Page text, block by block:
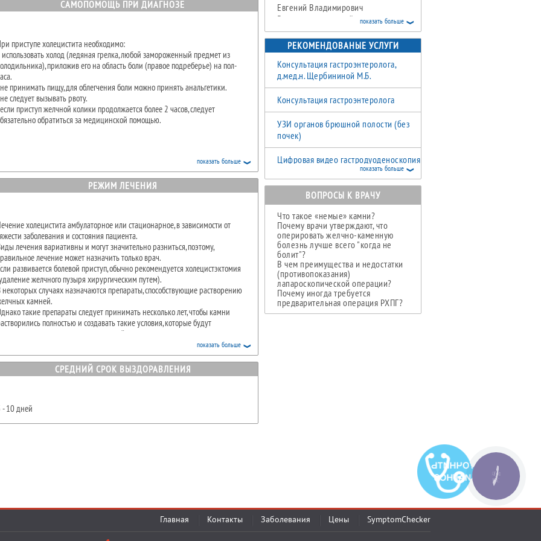
Евгений Владимирович
Врач хирург высшей категории
показать больше
РЕКОМЕНДОВАНЫЕ УСЛУГИ
Консультация гастроэнтеролога,
д.мед.н. Щербининой М.Б.
Консультация гастроэнтеролога
УЗИ органов брюшной полости (без
почек)
Цифровая видео гастродуоденоскопия
Консультация педиатра
показать больше
ВОПРОСЫ К ВРАЧУ
Что такое «немые» камни?
Почему врачи утверждают, что
оперировать желчно-каменную
болезнь лучше всего "когда не
болит"?
В чем преимущества и недостатки
(противопоказания)
лапароскопической операции?
Почему иногда требуется
предварительная операция РХПГ?
Желтушности склер
к заболеванию передается по наследству.
каменная болезнь часто протекает без симптомов.
один или более камней перекрывают пузырный проток или общий
проток - развивается приступ, известный под названием желчной
Если этот приступ затягивается, заболевание развивается в острый
который может стать причиной гнойника в желчном пузыре, его
механической желтухи.
каменная болезньи калькулезный холецистит являются первой
развитияпанкреатита- воспаления поджелудочной железы.
САМОПОМОЩЬ ПРИ ДИАГНОЗЕ
приступе холецистита необходимо:
холод (ледяная грелка, любой замороженный предмет из
приложив его на область боли (правое подреберье) на пол-
принимать пищу, для облегчения боли можно принять анальгетики.
следует вызывать рвоту.
приступ желчной колики продолжается более 2 часов, следует
обратиться за медицинской помощью.
показать больше
РЕЖИМ ЛЕЧЕНИЯ
холецистита амбулаторное или стационарное, в зависимости от
заболевания и состояния пациента.
лечения вариативны и могут значительно разниться, поэтому,
лечение может назначить только врач.
развивается болевой приступ, обычно рекомендуется холецистэктомия
желчного пузыря хирургическим путем).
некоторых случаях назначаются препараты, способствующие растворению
камней.
такие препараты следует принимать несколько лет, чтобы камни
полностью и создавать такие условия, которые будут
предотвращать развитие новых камней.
показать больше
СРЕДНИЙ СРОК ВЫЗДОРАВЛЕНИЯ
- 10 дней
Главная Контакты Заболевания Цены SymptomChecker
КНОПКА
СВЯЗИ